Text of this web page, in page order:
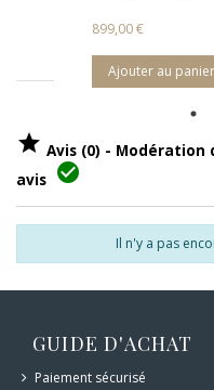
899,00 €
Ajouter au panier
 Avis (0) - Modération
avis 
Il n'y a pas
GUIDE D'ACHAT
Paiement sécurisé